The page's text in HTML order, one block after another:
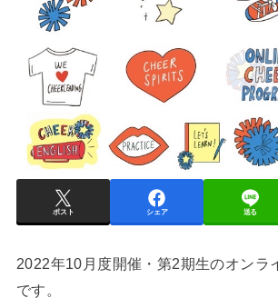
ポスト シェア 送る
2022年10月度開催・第2期生のオンラ
です。